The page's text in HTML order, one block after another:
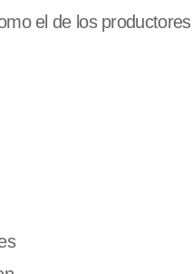
el de los productores